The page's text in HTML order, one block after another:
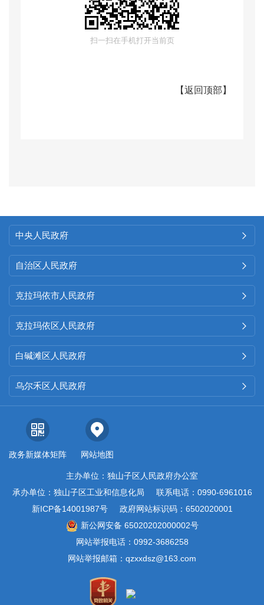
扫一扫在手机打开当前页
【返回顶部 】
中央人民政府 
自治区人民政府 
克拉玛依市人民政府 
克拉玛依区人民政府 
白碱滩区人民政府 
乌尔禾区人民政府 
政务新媒体矩阵 网站地图
主办单位：独山子区人民政府办公室
承办单位：独山子区工业和信息化局
联系电话：0990-6961016
新ICP备14001987号
政府网站标识码：6502020001
新公网安备 65020202000002号
网站举报电话：0992-3686258
网站举报邮箱：qzxxdsz@163.com